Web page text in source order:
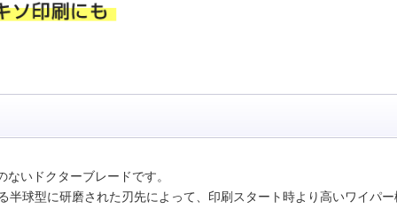
いドクターブレードです。
半球型に研磨された刃先によって、印刷スタート時より高いワイパー